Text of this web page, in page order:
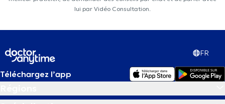
lui par Vidéo Consultation.
FR
Téléchargez l’app